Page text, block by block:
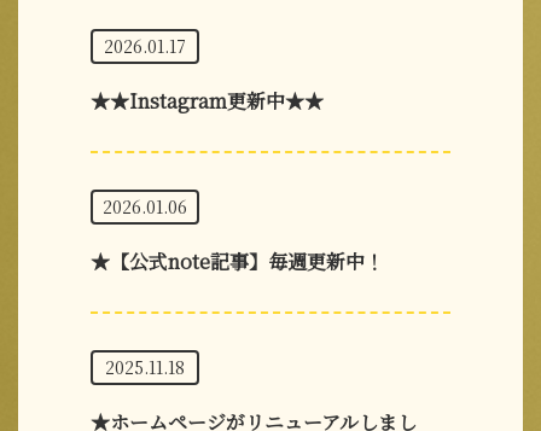
2026.01.17
★★Instagram更新中★★
2026.01.06
★【公式note記事】毎週更新中！
2025.11.18
★ホームページがリニューアルしまし